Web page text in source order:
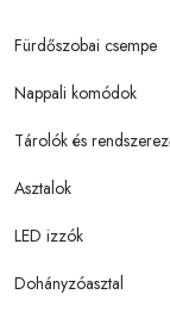
Fürdőszobai csempe
Nappali komódok
Tárolók és
Asztalok
LED izzók
Dohányzóasztal